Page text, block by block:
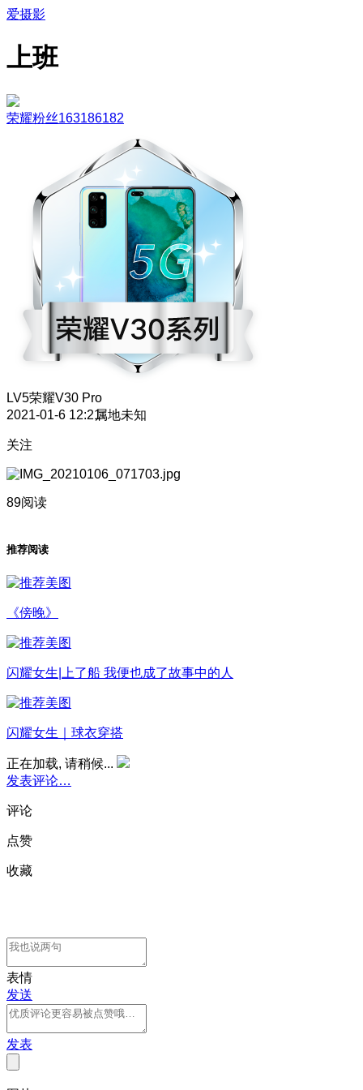
爱摄影
上班
荣耀粉丝163186182
LV5荣耀V30 Pro
2021-01-6 12:21属地未知
关注
89阅读
推荐阅读
《傍晚》
闪耀女生|上了船 我便也成了故事中的人
闪耀女生｜球衣穿搭
正在加载, 请稍候...
发表评论…
评论
点赞
收藏
表情
发送
发表